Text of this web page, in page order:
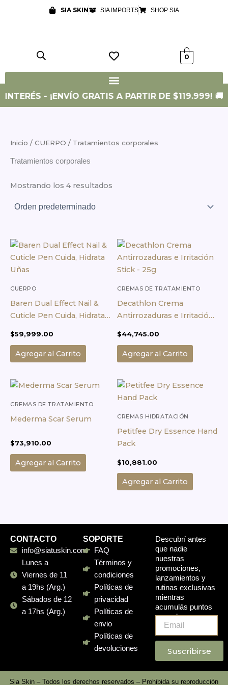
SIA SKIN SIA IMPORTS SHOP SIA
0
- ¡ENVÍO GRATIS A PARTIR DE $119.999! 🚚
Inicio / CUERPO / Tratamientos corporales
Tratamientos corporales
Mostrando los 4 resultados
CUERPO
Baren Dual Effect Nail &
Cuticle Pen Cuida, Hidrata
$59,999.00
Agregar al Carrito
CREMAS DE TRATAMIENTO
Decathlon Crema
Antirrozaduras e Irritación
$44,745.00
Agregar al Carrito
CREMAS DE TRATAMIENTO
Mederma Scar Serum
$73,910.00
Agregar al Carrito
CREMAS HIDRATACIÓN
Petitfee Dry Essence Hand
Pack
$10,881.00
Agregar al Carrito
CONTACTO
info@siatuskin.com
Lunes a
Viernes de 11
a 19hs (Arg.)
Sábados de 12
a 17hs (Arg.)
SOPORTE
FAQ
Términos y
condiciones
Políticas de
privacidad
Políticas de
envio
Políticas de
devoluciones
Descubrí antes
que nadie
nuestras
promociones,
lanzamientos y
rutinas exclusivas
mientras
acumulás puntos
en cada compra.
Email
Suscribirse
Sia Skin – Todos los derechos reservados – Prohibida su reproducción